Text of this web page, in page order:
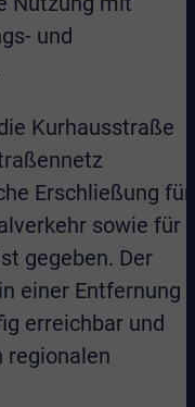
und
Kurhausstraße
Erschließung für
sowie für
gegeben. Der
einer Entfernung
erreichbar und
regionalen